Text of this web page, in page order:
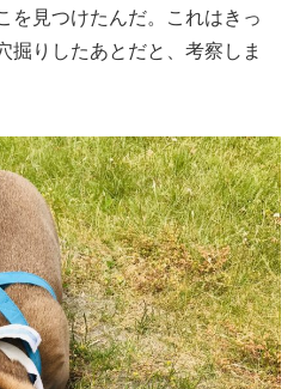
を見つけたんだ。これはきっ
掘りしたあとだと、考察しま